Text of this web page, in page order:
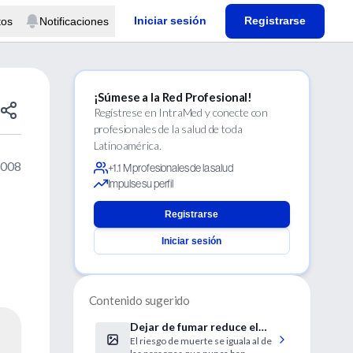
Notificaciones Iniciar sesión Registrarse
¡Súmese a la Red Profesional!
Regístrese en IntraMed y conecte con
profesionales de la salud de toda
Latinoamérica.
+1.1 M profesionales de la salud
Impulse su perfil
Registrarse
Iniciar sesión
Contenido sugerido
Dejar de fumar reduce el
riesgo de muerte a los 5
El riesgo de muerte se iguala al de